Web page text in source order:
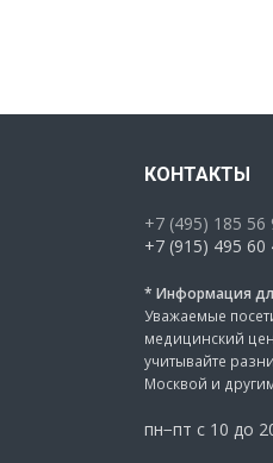
КОНТАКТЫ
+7 (495) 185 56
+7 (915) 495 60
* Информация
Уважаемые
медицинский
учитывайте
Москвой и
пн−пт с 10 до